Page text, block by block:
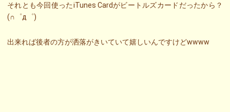
それとも今回使ったiTunes Cardがビートルズカードだったから？
(∩゜д゜)
出来れば後者の方が洒落がきいていて嬉しいんですけどwwww